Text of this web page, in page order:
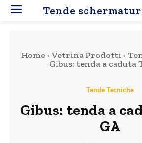
Tende
Home Vetrina Prodotti
Gibus: tenda a caduta
Tende Tecniche
Gibus: tenda a
GA